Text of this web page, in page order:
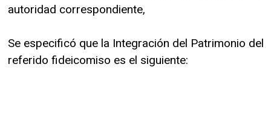
autoridad correspondiente,
Se especificó que la Integración del Patrimonio del
referido fideicomiso es el siguiente: